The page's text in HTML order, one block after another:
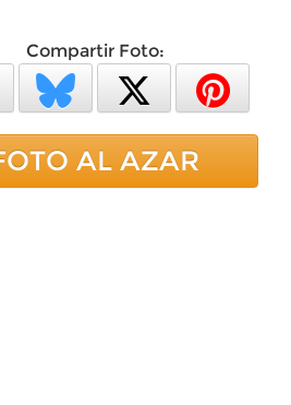
Compartir Foto:
AL AZAR